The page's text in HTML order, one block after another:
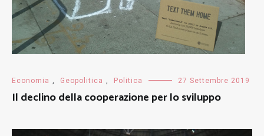
Economia , Geopolitica , Politica 27 Settembre 2019
Il declino della cooperazione per lo sviluppo